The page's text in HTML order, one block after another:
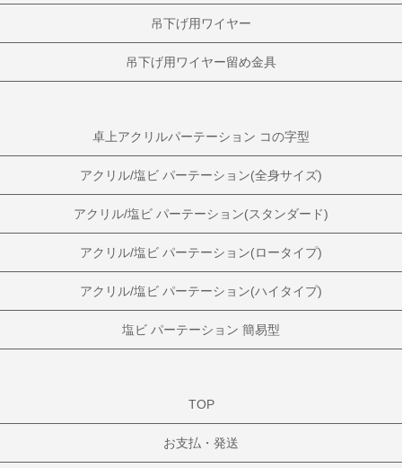
吊下げ用ワイヤー
吊下げ用ワイヤー留め金具
卓上アクリルパーテーション コの字型
アクリル/塩ビ パーテーション(全身サイズ)
アクリル/塩ビ パーテーション(スタンダード)
アクリル/塩ビ パーテーション(ロータイプ)
アクリル/塩ビ パーテーション(ハイタイプ)
塩ビ パーテーション 簡易型
TOP
お支払・発送